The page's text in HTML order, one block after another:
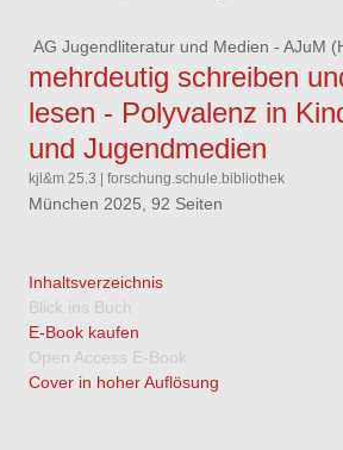
AG Jugendliteratur und Medien - AJuM
mehrdeutig schreiben
lesen - Polyvalenz in
und Jugendmedien
kjl&m 25.3 | forschung.schule.bibliothek
München 2025, 92 Seiten
Inhaltsverzeichnis
Blick ins Buch
E-Book kaufen
Open Access E-Book
Cover in hoher Auflösung